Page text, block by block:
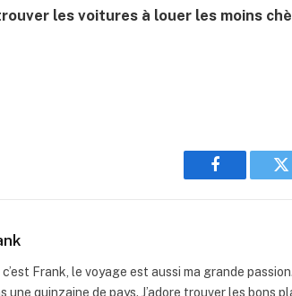
les voitures à louer les moins
Facebook
c’est Frank, le voyage est aussi ma grande
une quinzaine de pays. J’adore trouver les bons